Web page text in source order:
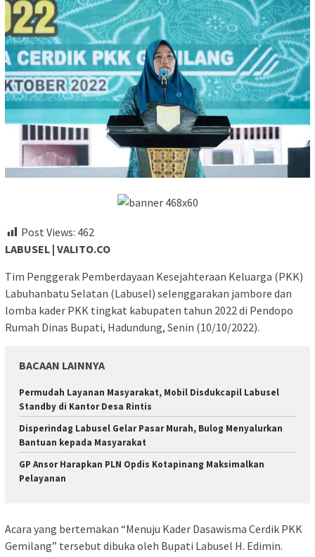
Post Views: 462
LABUSEL | VALITO.CO
Tim Penggerak Pemberdayaan Kesejahteraan Keluarga (PKK)
Labuhanbatu Selatan (Labusel) selenggarakan jambore dan
lomba kader PKK tingkat kabupaten tahun 2022 di Pendopo
Rumah Dinas Bupati, Hadundung, Senin (10/10/2022).
BACAAN LAINNYA
Permudah Layanan Masyarakat, Mobil Disdukcapil Labusel
Standby di Kantor Desa Rintis
Disperindag Labusel Gelar Pasar Murah, Bulog Menyalurkan
Bantuan kepada Masyarakat
GP Ansor Harapkan PLN Opdis Kotapinang Maksimalkan
Pelayanan
Acara yang bertemakan “Menuju Kader Dasawisma Cerdik PKK
Gemilang” tersebut dibuka oleh Bupati Labusel H. Edimin.